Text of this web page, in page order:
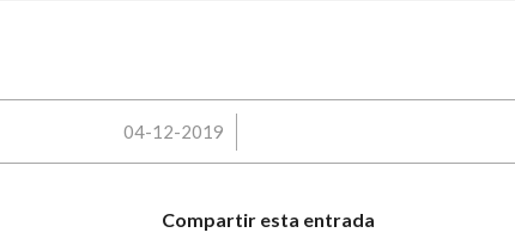
04-12-2019
/
Compartir esta entrada